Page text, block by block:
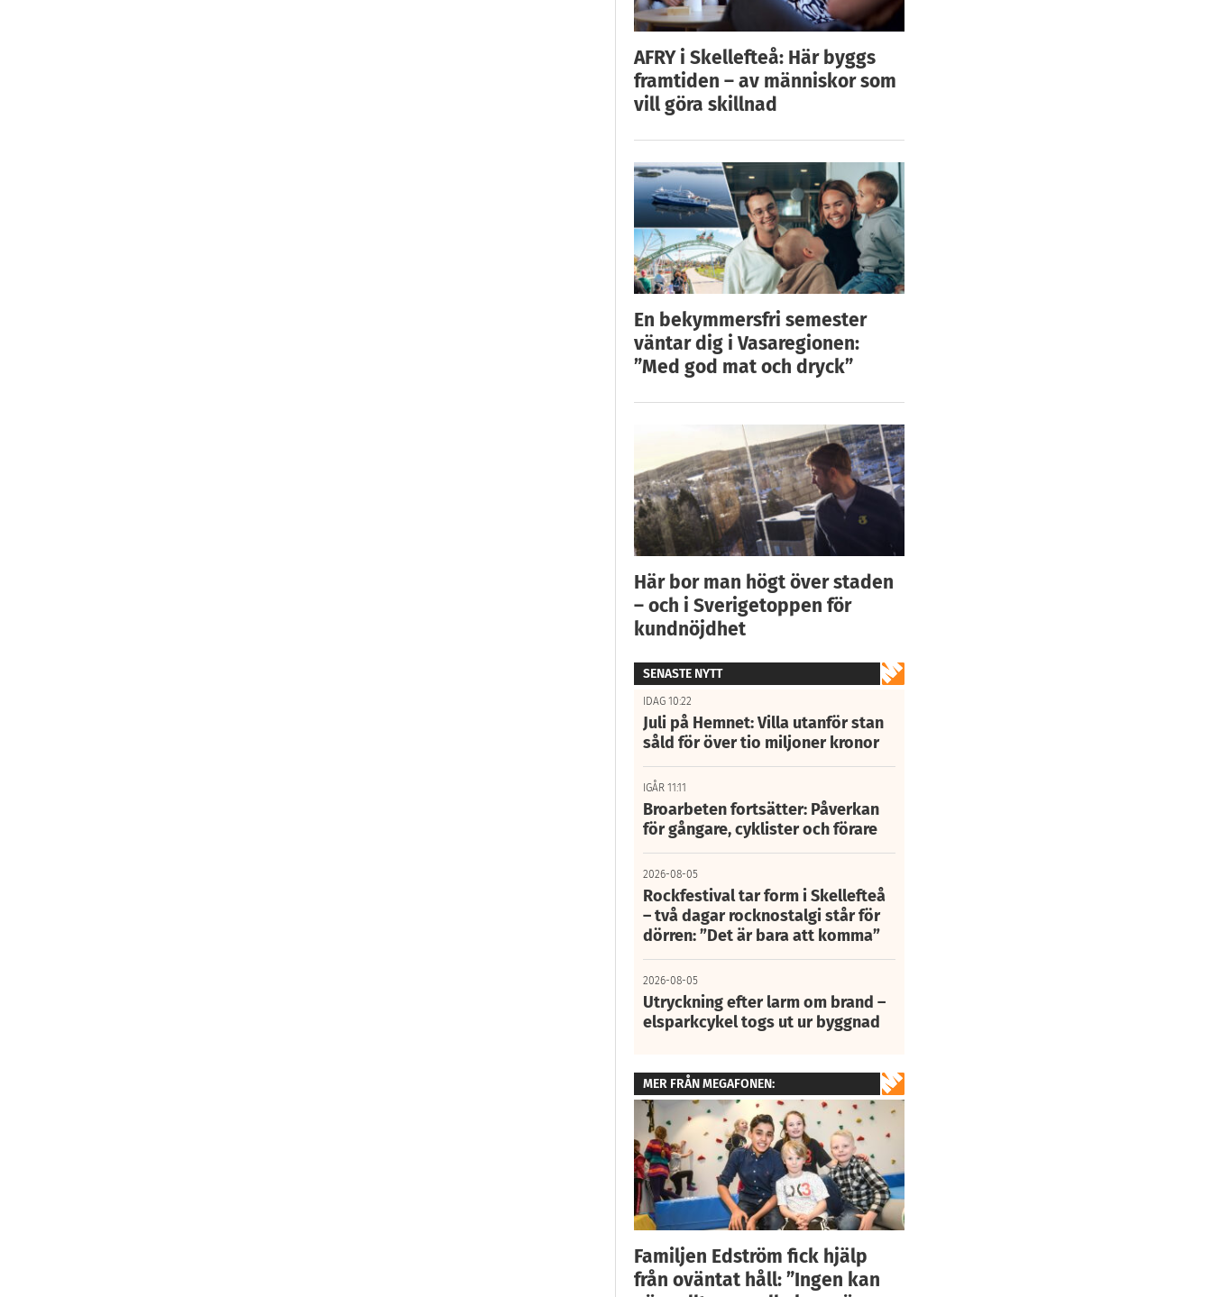
AFRY i Skellefteå: Här byggs
framtiden – av människor som
vill göra skillnad
En bekymmersfri semester
väntar dig i Vasaregionen:
”Med god mat och dryck”
Här bor man högt över staden
– och i Sverigetoppen för
kundnöjdhet
SENASTE NYTT
IDAG 10:22
Juli på Hemnet: Villa utanför stan
såld för över tio miljoner kronor
IGÅR 11:11
Broarbeten fortsätter: Påverkan
för gångare, cyklister och förare
2026-08-05
Rockfestival tar form i Skellefteå
– två dagar rocknostalgi står för
dörren: ”Det är bara att komma”
2026-08-05
Utryckning efter larm om brand –
elsparkcykel togs ut ur byggnad
MER FRÅN MEGAFONEN:
Familjen Edström fick hjälp
från oväntat håll: ”Ingen kan